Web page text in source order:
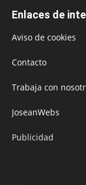
Enlaces de
Aviso de cookies
Contacto
Trabaja con
JoseanWebs
Publicidad